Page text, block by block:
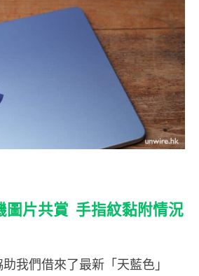
圖片共賞 手指紋黏附情況
我們借來了最新「天藍色」